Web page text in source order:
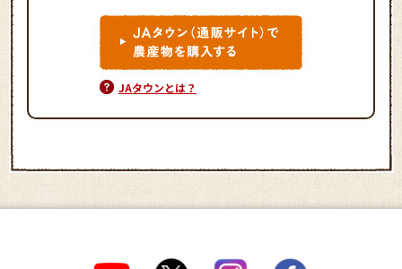
JAタウンとは？